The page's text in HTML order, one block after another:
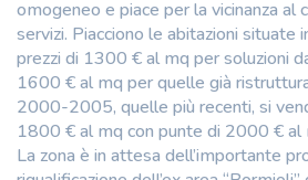
omogeneo e piace per la vicinanza al
servizi. Piacciono le abitazioni situate
prezzi di 1300 € al mq per soluzioni
1600 € al mq per quelle già
2000-2005, quelle più recenti, si
1800 € al mq con punte di 2000 € al
La zona è in attesa dell’importante